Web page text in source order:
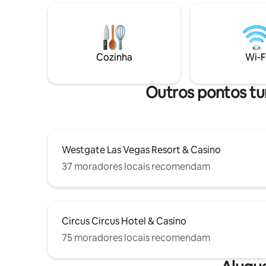
minutos de carro até a Fremont
Street/Arts District/Main Street, 15
minutos do aeroporto. - Missão/Artes e
móveis artesanais fiéis ao período. - Arte
Bairro extremamente seguro.
acordo
mínima
Cozinha Wi-
Outros pontos
Westgate Las Vegas Resort & Casino
37 moradores locais recomendam
Circus Circus Hotel & Casino
75 moradores locais recomendam